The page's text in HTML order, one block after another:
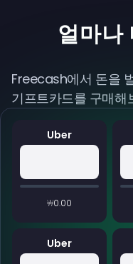
Uber
₩0.00
Uber
얼마나
Freecash에서 돈을
기프트카드를 구매해